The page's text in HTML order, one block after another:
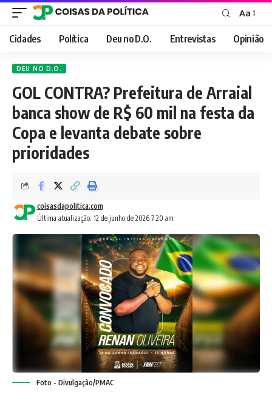
Font
Resizer
Aa
Cidades Política Deu no D.O. Entrevistas Opinião
DEU NO D.O.
GOL CONTRA? Prefeitura de Arraial
banca show de R$ 60 mil na festa da
Copa e levanta debate sobre
prioridades
Última atualização: 12 de junho de 2026 7:20 am
coisasdapolitica.com
Foto - Divulgação/PMAC